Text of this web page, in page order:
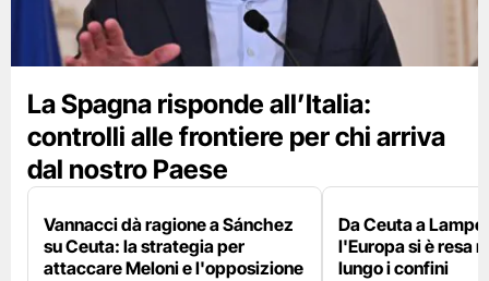
La Spagna risponde all’Italia:
controlli alle frontiere per chi arriva
dal nostro Paese
Vannacci dà ragione a Sánchez
su Ceuta: la strategia per
attaccare Meloni e l'opposizione
Da Ceuta a
l'Europa si è resa
lungo i confini